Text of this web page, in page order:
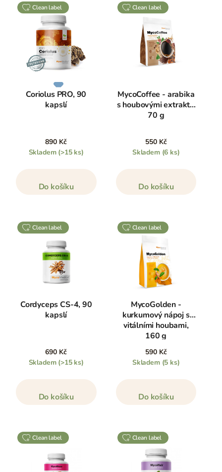
clean label
Coriolus PRO, 90
kapslí
890 Kč
Skladem (>15 ks)
Do košíku
clean label
MycoCoffee - arabika
s houbovými extrakty,
70 g
550 Kč
Skladem (6 ks)
Do košíku
clean label
Cordyceps CS-4, 90
kapslí
690 Kč
Skladem (>15 ks)
Do košíku
clean label
MycoGolden -
kurkumový nápoj s
vitálními houbami,
160 g
590 Kč
Skladem (5 ks)
Do košíku
clean label clean label